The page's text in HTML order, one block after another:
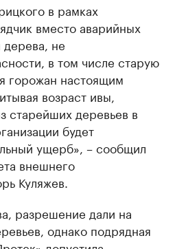
в рамках
вместо аварийных
дерева, не
в том числе старую
горожан настоящим
возраст ивы,
старейших деревьев в
будет
ущерб», – сообщил
внешнего
Куляжев.
разрешение дали на
однако подрядная